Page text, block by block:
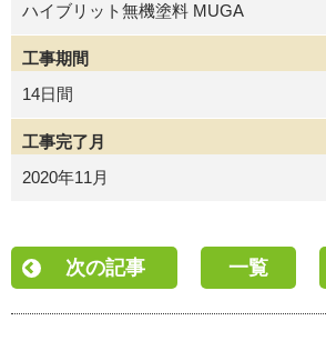
ハイブリット無機塗料 MUGA
工事期間
14日間
工事完了月
2020年11月
次の記事 一覧